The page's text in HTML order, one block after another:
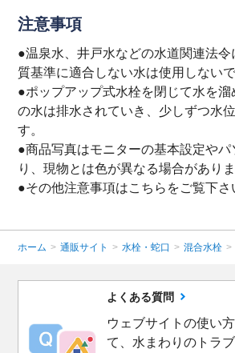
注意事項
●温泉水、井戸水などの水道関連法令
質基準に適合しない水は使用しないで
●ポップアップ式水栓を閉じて水を
の水は排水されていき、少しずつ水
す。
●商品写真はモニターの基本設定やパ
り、現物とは色が異なる場合がありま
●その他注意事項はこちら をご覧下さ
ホーム > 通販サイト > 水栓・蛇口 > 混合水栓 >
よくある質問
ウェブサイトの使い
て、水まわりのトラ